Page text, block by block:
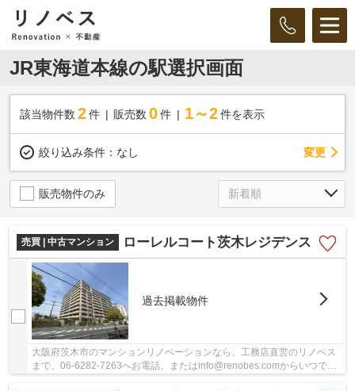
JR東海道本線の駅選択画面
該当物件数 2件 販売数 0 件 1～2 件を表示
絞り込み条件： なし 変更
販売物件のみ
売買 | 中古マンション ローレルコート茨木レジデンス
過去掲載物件
大阪府茨木市のマンションリノベーションなら、工務店直営のリノベス
まで。06-6282-7263へお電話、またはinfo@renobes.comからいつでも